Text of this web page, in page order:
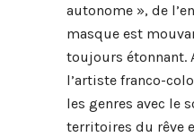
autonome », de
masque est
toujours étonnant.
l’artiste franco-
les genres avec le
territoires du rêve